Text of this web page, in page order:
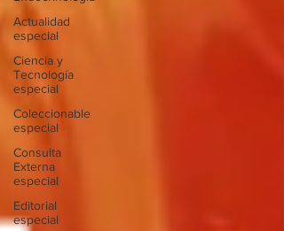
Actualidad
especial
Ciencia y
Tecnología
especial
Coleccionable
especial
Consulta
Externa
especial
Editorial
especial